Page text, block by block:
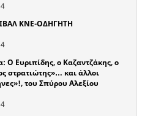
ΚΝΕ-ΟΔΗΓΗΤΗ
Ο Ευριπίδης, ο Καζαντζάκης, ο
στρατιώτης»… και άλλοι
του Σπύρου Αλεξίου